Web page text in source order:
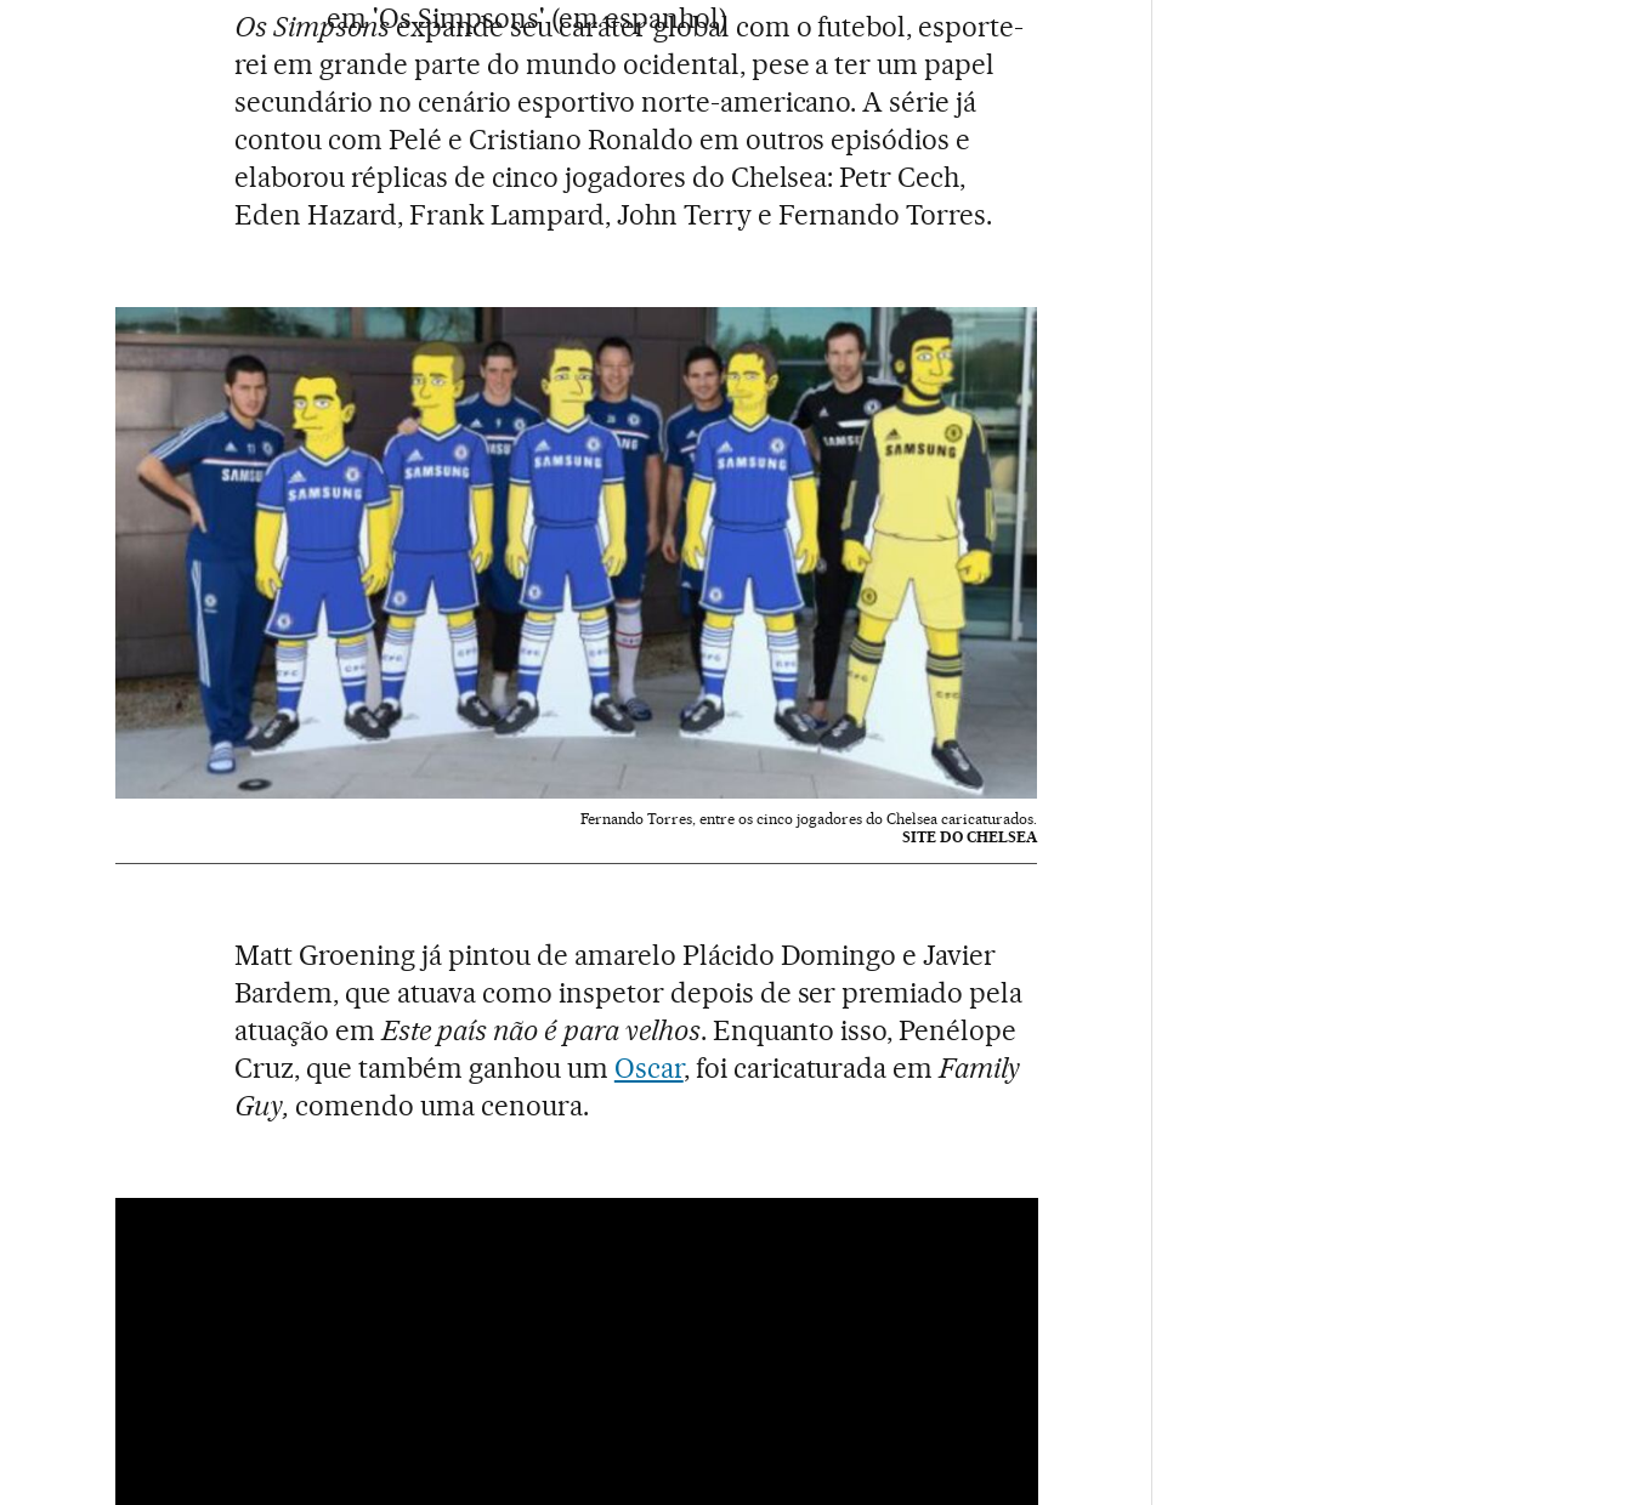
em 'Os Simpsons' (em espanhol)
Os Simpsonsexpande seu caráter global com o futebol, esporte-
rei em grande parte do mundo ocidental, pese a ter um papel
secundário no cenário esportivo norte-americano. A série já
contou com Pelé e Cristiano Ronaldo em outros episódios e
elaborou réplicas de cinco jogadores do Chelsea: Petr Cech,
Eden Hazard, Frank Lampard, John Terry e Fernando Torres.
Fernando Torres, entre os cinco jogadores do Chelsea caricaturados.
SITE DO CHELSEA
Matt Groening já pintou de amarelo Plácido Domingo e Javier
Bardem, que atuava como inspetor depois de ser premiado pela
atuação emEste país não é para velhos. Enquanto isso, Penélope
Cruz, que também ganhou um Oscar, foi caricaturada emFamily
Guy, comendo uma cenoura.